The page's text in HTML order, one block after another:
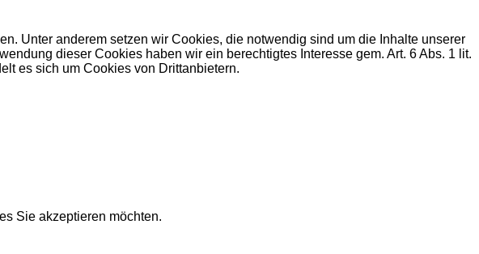
Unter anderem setzen wir Cookies, die notwendig sind um die Inhalte unserer
dieser Cookies haben wir ein berechtigtes Interesse gem. Art. 6 Abs. 1 lit.
es sich um Cookies von Drittanbietern.
Sie akzeptieren möchten.